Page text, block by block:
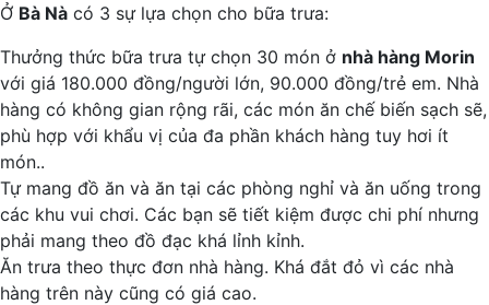
Ở Bà Nà có 3 sự lựa chọn cho bữa trưa:
Thưởng thức bữa trưa tự chọn 30 món ở nhà hàng Morin
với giá 180.000 đồng/người lớn, 90.000 đồng/trẻ em. Nhà
hàng có không gian rộng rãi, các món ăn chế biến sạch sẽ,
phù hợp với khẩu vị của đa phần khách hàng tuy hơi ít
món..
Tự mang đồ ăn và ăn tại các phòng nghỉ và ăn uống trong
các khu vui chơi. Các bạn sẽ tiết kiệm được chi phí nhưng
phải mang theo đồ đạc khá lỉnh kỉnh.
Ăn trưa theo thực đơn nhà hàng. Khá đắt đỏ vì các nhà
hàng trên này cũng có giá cao.